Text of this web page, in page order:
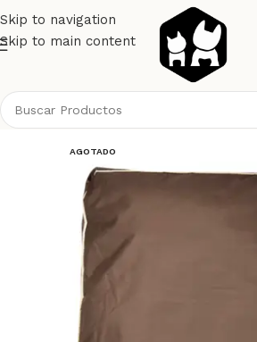
Skip to navigation
Skip to main content
AGOTADO